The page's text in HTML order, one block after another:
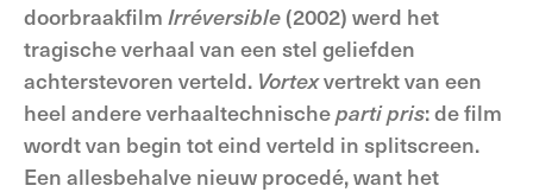
doorbraakfilm Irréversible (2002) werd het
tragische verhaal van een stel geliefden
achterstevoren verteld. Vortexvertrekt van een
heel andere verhaaltechnischeparti pris: de film
wordt van begin tot eind verteld in splitscreen.
Een allesbehalve nieuw procedé, want het